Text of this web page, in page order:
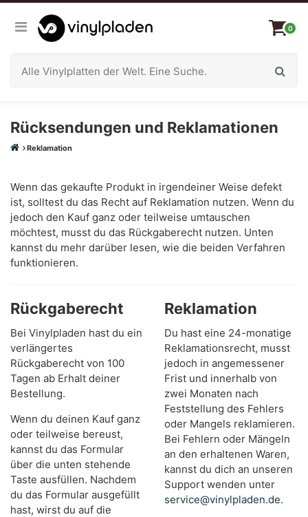
0
Rücksendungen und Reklamationen
Reklamation
Wenn das gekaufte Produkt in irgendeiner Weise defekt
ist, solltest du das Recht auf Reklamation nutzen. Wenn du
jedoch den Kauf ganz oder teilweise umtauschen
möchtest, musst du das Rückgaberecht nutzen. Unten
kannst du mehr darüber lesen, wie die beiden Verfahren
funktionieren.
Rückgaberecht
Bei Vinylpladen hast du ein
verlängertes
Rückgaberecht von 100
Tagen ab Erhalt deiner
Bestellung.
Wenn du deinen Kauf ganz
oder teilweise bereust,
kannst du das Formular
über die unten stehende
Taste ausfüllen. Nachdem
du das Formular ausgefüllt
hast, wirst du auf die
Reklamation
Du hast eine 24-monatige
Reklamationsrecht, musst
jedoch in angemessener
Frist und innerhalb von
zwei Monaten nach
Feststellung des Fehlers
oder Mangels reklamieren.
Bei Fehlern oder Mängeln
an den erhaltenen Waren,
kannst du dich an unseren
Support wenden unter
service@vinylpladen.de.